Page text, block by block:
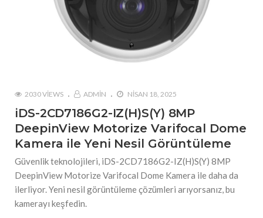
2030 VIEWS ADMIN NISAN 18, 2025
iDS-2CD7186G2-IZ(H)S(Y) 8MP
DeepinView Motorize Varifocal Dome
Kamera ile Yeni Nesil Görüntüleme
Güvenlik teknolojileri, iDS-2CD7186G2-IZ(H)S(Y) 8MP
DeepinView Motorize Varifocal Dome Kamera ile daha da
ilerliyor. Yeni nesil görüntüleme çözümleri arıyorsanız, bu
kamerayı keşfedin.